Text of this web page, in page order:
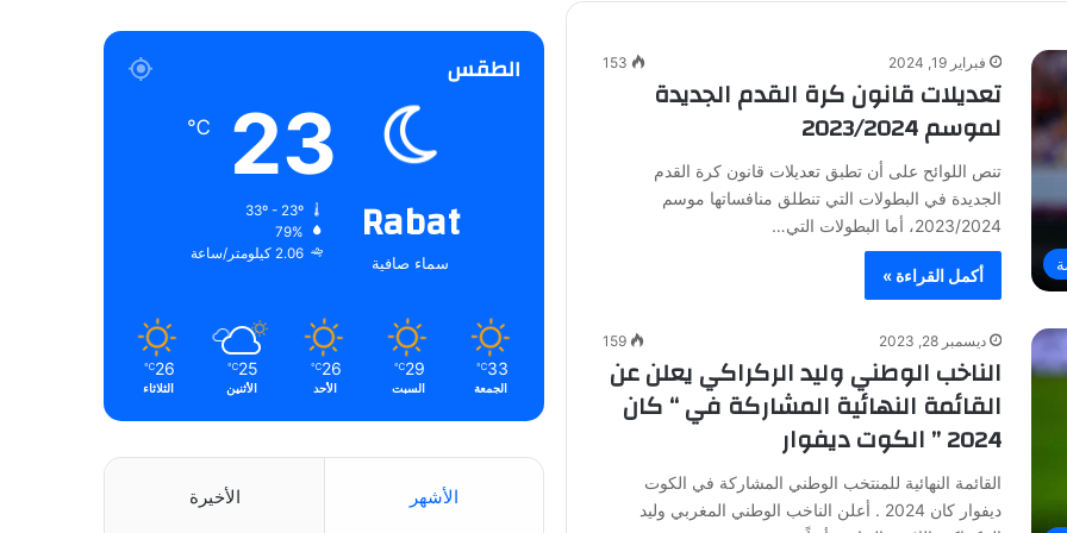
فبراير 19, 2024 153
تعديلات قانون كرة القدم الجديدة
لموسم 2023/2024
تنص اللوائح على أن تطبق تعديلات قانون كرة القدم
الجديدة في البطولات التي تنطلق منافساتها موسم
2023/2024، أما البطولات التي…
أكمل القراءة »
ديسمبر 28, 2023 159
الناخب الوطني وليد الركراكي يعلن عن
القائمة النهائية المشاركة في “ كان
2024 ” الكوت ديفوار
القائمة النهائية للمنتخب الوطني المشاركة في الكوت
ديفوار كان 2024 . أعلن الناخب الوطني المغربي وليد
الطقس
Rabat
سماء صافية
23
℃
79%
2.06 كيلومتر/ساعة
33
℃
الجمعة
29
℃
السبت
26
℃
الأحد
25
℃
الأثنين
26
℃
الثلاثاء
الأشهر الأخيرة